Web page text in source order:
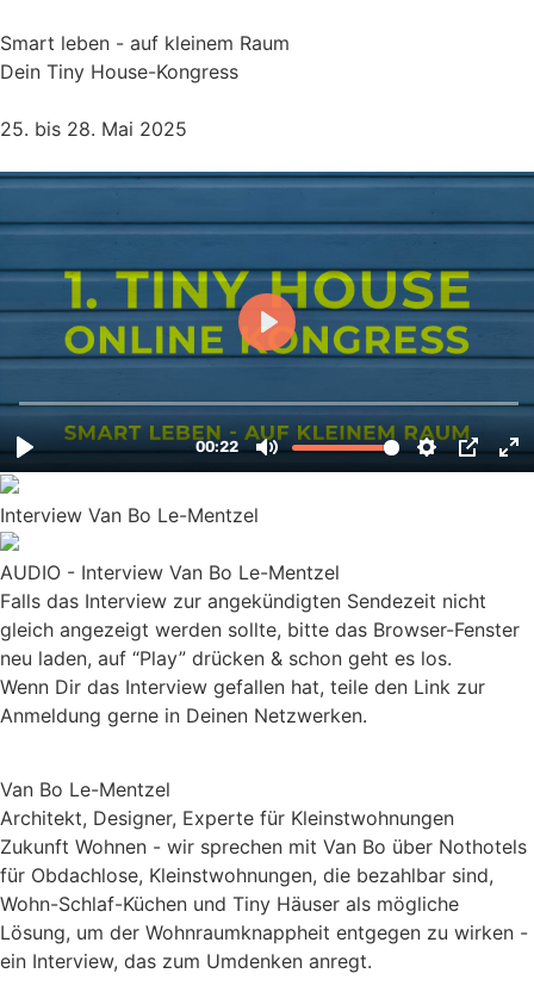
Smart leben - auf kleinem Raum
Dein Tiny House-Kongress
25. bis 28. Mai 2025​
Interview Van Bo Le-Mentzel
AUDIO - Interview Van Bo Le-Mentzel
Falls das Interview zur angekündigten Sendezeit nicht
gleich angezeigt werden sollte, bitte das Browser-Fenster
neu laden, auf “Play” drücken & schon geht es los.
Wenn Dir das Interview gefallen hat, teile den Link zur
Anmeldung gerne in Deinen Netzwerken.
Van Bo Le-Mentzel
Architekt, Designer, Experte für Kleinstwohnungen
Zukunft Wohnen - wir sprechen mit Van Bo über Nothotels
für Obdachlose, Kleinstwohnungen, die bezahlbar sind,
Wohn-Schlaf-Küchen und Tiny Häuser als mögliche
Lösung, um der Wohnraumknappheit entgegen zu wirken -
ein Interview, das zum Umdenken anregt.